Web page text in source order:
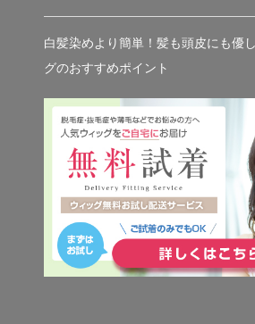
白髪染めより簡単！髪も頭皮にも優
グのおすすめポイント